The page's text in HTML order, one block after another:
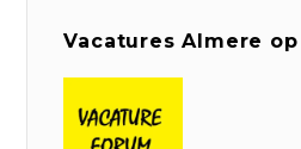
Vacatures Almere